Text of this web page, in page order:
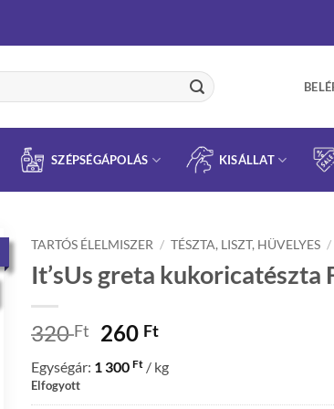
SZÉPSÉGÁPOLÁS KISÁLLAT
TARTÓS ÉLELMISZER / TÉSZTA, LISZT, HÜVELYES /
It’sUs greta kukoricatészta
320Ft
Original
was:
260 FtCurrent
is:
Egységár: 1 300 Ft / kg
Elfogyott